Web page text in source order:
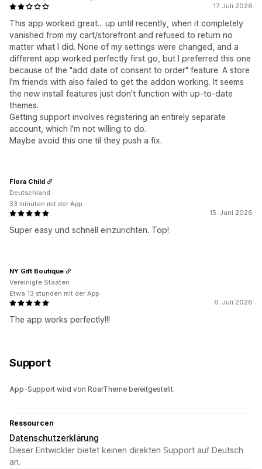
17. Juli 2026
This app worked great... up until recently, when it completely
vanished from my cart/storefront and refused to return no
matter what I did. None of my settings were changed, and a
different app worked perfectly first go, but I preferred this one
because of the "add date of consent to order" feature. A store
I'm friends with also failed to get the addon working. It seems
the new install features just don't function with up-to-date
themes.
Getting support involves registering an entirely separate
account, which I'm not willing to do.
Maybe avoid this one til they push a fix.
15. Juni 2026
Super easy und schnell einzurichten. Top!
Flora Child
Deutschland
33 minuten mit der App
6. Juli 2026
The app works perfectly!!!
NY Gift Boutique
Vereinigte Staaten
Etwa 13 stunden mit der App
Support
App-Support wird von RoarTheme bereitgestellt.
Ressourcen
Datenschutzerklärung
Dieser Entwickler bietet keinen direkten Support auf Deutsch
an.